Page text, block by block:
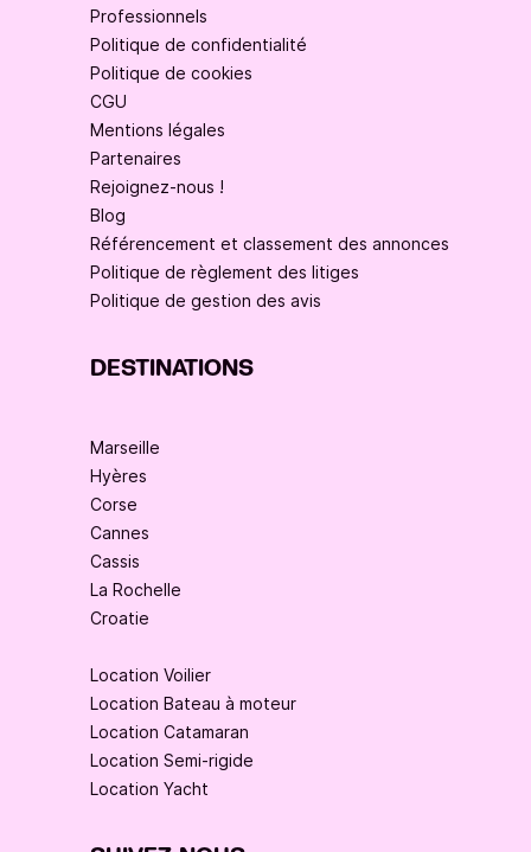
Professionnels
Politique de confidentialité
Politique de cookies
CGU
Mentions légales
Partenaires
Rejoignez-nous !
Blog
Référencement et classement des annonces
Politique de règlement des litiges
Politique de gestion des avis
DESTINATIONS
Marseille
Hyères
Corse
Cannes
Cassis
La Rochelle
Croatie
Location Voilier
Location Bateau à moteur
Location Catamaran
Location Semi-rigide
Location Yacht